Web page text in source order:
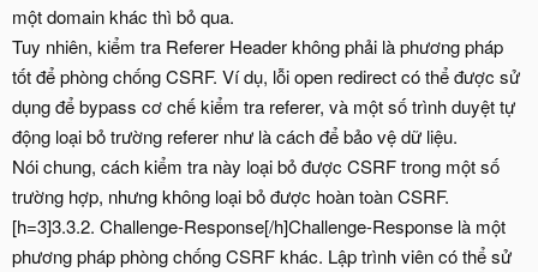
một domain khác thì bỏ qua.
Tuy nhiên, kiểm tra Referer Header không phải là phương pháp
tốt để phòng chống CSRF. Ví dụ, lỗi open redirect có thể được sử
dụng để bypass cơ chế kiểm tra referer, và một số trình duyệt tự
động loại bỏ trường referer như là cách để bảo vệ dữ liệu.
Nói chung, cách kiểm tra này loại bỏ được CSRF trong một số
trường hợp, nhưng không loại bỏ được hoàn toàn CSRF.
[h=3]3.3.2. Challenge-Response[/h]Challenge-Response là một
phương pháp phòng chống CSRF khác. Lập trình viên có thể sử